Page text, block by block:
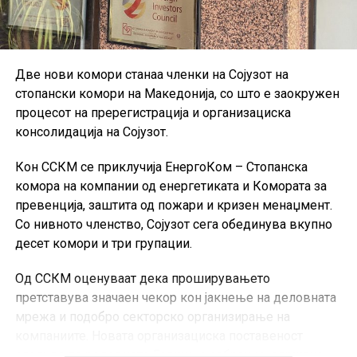
Две нови комори станаа членки на Сојузот на
стопански комори на Македонија, со што е заокружен
процесот на пререгистрација и организациска
консолидација на Сојузот.
Кон ССКМ се приклучија ЕнергоКом – Стопанска
комора на компании од енергетиката и Комората за
превенција, заштита од пожари и кризен менаџмент.
Со нивното членство, Сојузот сега обединува вкупно
десет комори и три групации.
Од ССКМ оценуваат дека проширувањето
претставува значаен чекор кон јакнење на деловната
мрежа и подобро секторско организирање на